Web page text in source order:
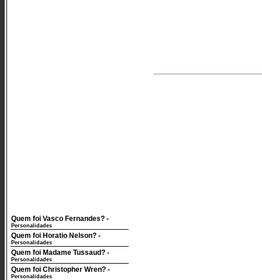
Quem foi Vasco Fernandes? -
Personalidades
Quem foi Horatio Nelson? -
Personalidades
Quem foi Madame Tussaud? -
Personalidades
Quem foi Christopher Wren? -
Personalidades